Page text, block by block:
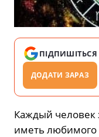
ПІДПИШІТЬСЯ
ДОДАТИ ЗАРАЗ
Каждый человек
иметь любимого